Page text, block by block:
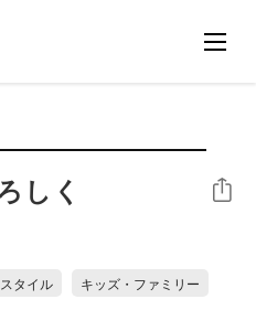
しく シェア
タイル
キッズ・ファミリー